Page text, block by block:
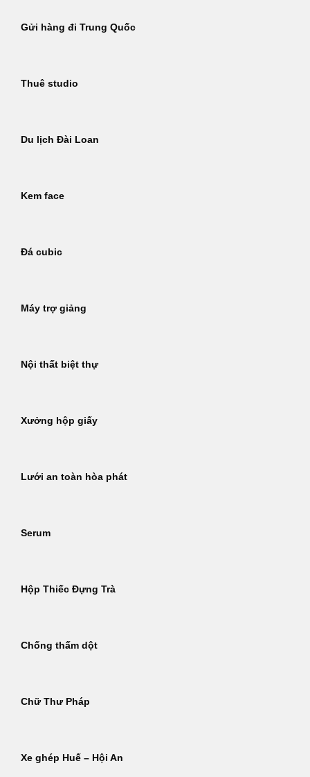
Gửi hàng đi Trung Quốc
Thuê studio
Du lịch Đài Loan
Kem face
Đá cubic
Máy trợ giảng
Nội thất biệt thự
Xưởng hộp giấy
Lưới an toàn hòa phát
Serum
Hộp Thiếc Đựng Trà
Chống thấm dột
Chữ Thư Pháp
Xe ghép Huế – Hội An